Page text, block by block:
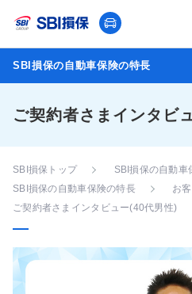
SBI損保の自動車保険の特長
ご契約者さまインタビ
SBI損保トップ
SBI損保の自動車
SBI損保の自動車保険の特長
お
ご契約者さまインタビュー(40代男性)